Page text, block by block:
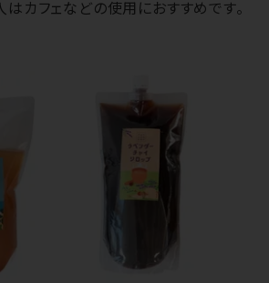
カフェなどの使用におすすめです。